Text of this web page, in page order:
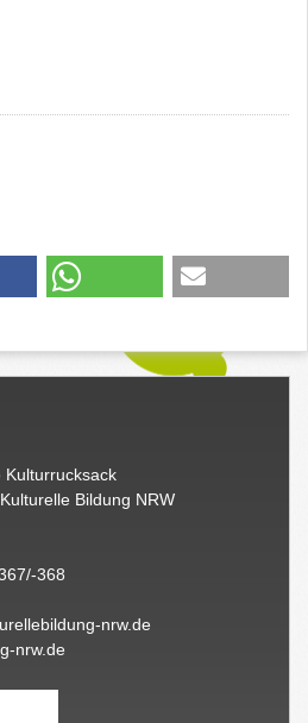
Kulturrucksack
Bildung NRW
368
nrw.de
nrw.de